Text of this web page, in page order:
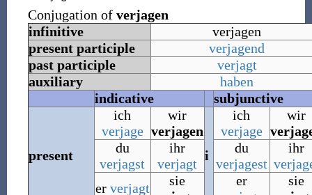
Conjugation of verjagen
infinitive
verjagen
present participle
verjagend
past participle
verjagt
auxiliary
haben
indicative
subjunctive
present
ich
verjage
wir
verjagen
i
ich
verjage
wir
du
verjagst
ihr
verjagt
du
verjagest
ihr
er verjagt
sie
er
sie